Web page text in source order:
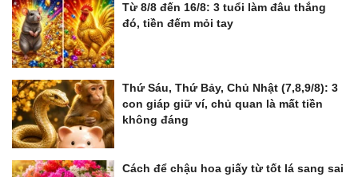
Từ 8/8 đến 16/8: 3 tuổi làm đâu thắng
đó, tiền đếm mỏi tay
Thứ Sáu, Thứ Bảy, Chủ Nhật (7,8,9/8): 3
con giáp giữ ví, chủ quan là mất tiền
không đáng
Cách để chậu hoa giấy từ tốt lá sang sai